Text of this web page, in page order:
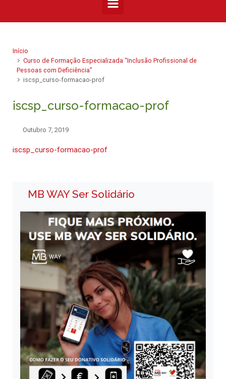
Início
Curso de Formação Especializada “Inclusão Profissional de
Pessoas com Deficiência”
iscsp_curso-formacao-prof
iscsp_curso-formacao-prof
Outubro 7, 2019
iscsp_curso-formacao-prof
MB WAY Ser Solidário